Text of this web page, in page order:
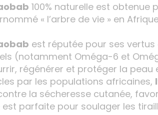
100% naturelle est
« l’arbre de vie » en
est réputée pour ses
(notamment Oméga-6 et
régénérer et protéger la peau
par les populations africaines,
la sécheresse cutanée,
est parfaite pour soulager les